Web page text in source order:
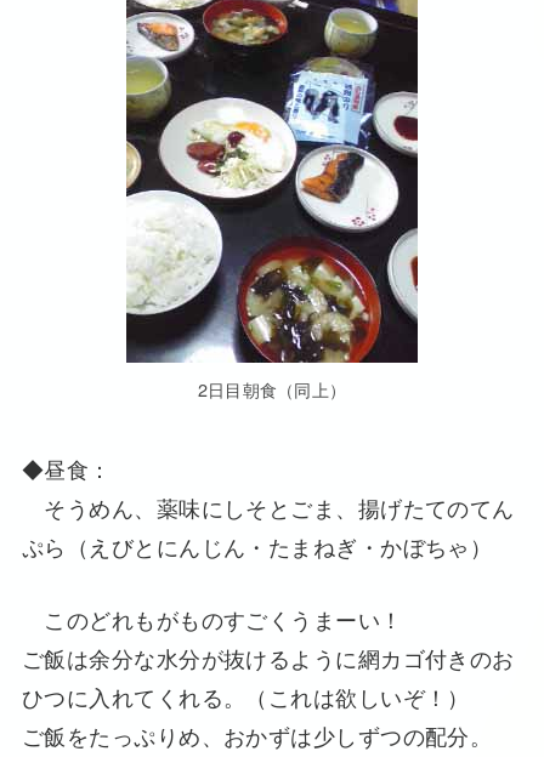
2日目朝食（同上）
◆昼食：
そうめん、薬味にしそとごま、揚げたてのてん
ぷら（えびとにんじん・たまねぎ・かぼちゃ）
このどれもがものすごくうまーい！
ご飯は余分な水分が抜けるように網カゴ付きのお
ひつに入れてくれる。（これは欲しいぞ！）
ご飯をたっぷりめ、おかずは少しずつの配分。